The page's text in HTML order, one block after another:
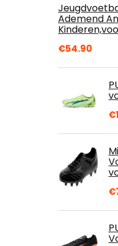
Ademend
€54.90
€
€